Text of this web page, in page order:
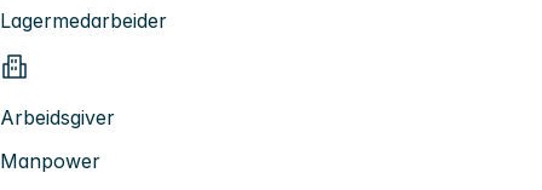
Lagermedarbeider
Arbeidsgiver
Manpower